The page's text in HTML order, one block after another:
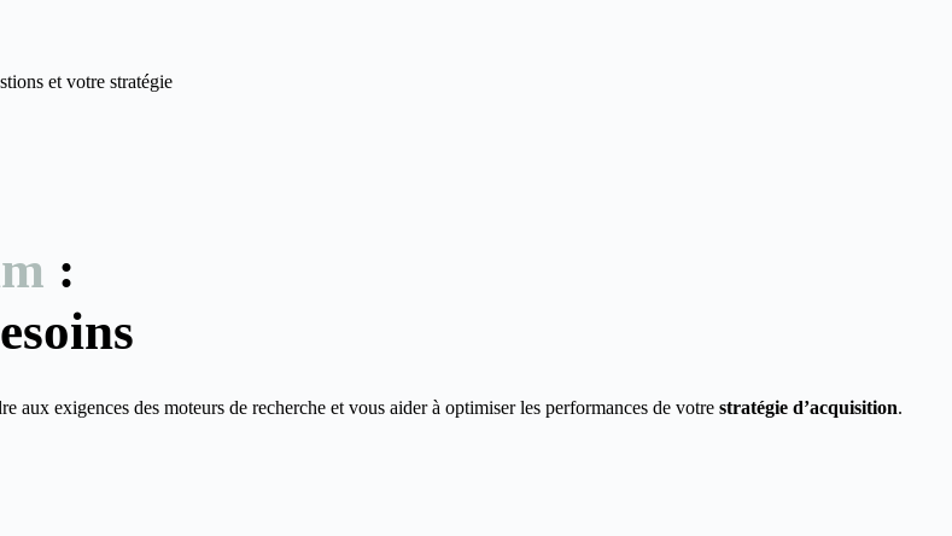
et votre stratégie
:
aux exigences des moteurs de recherche et vous aider à optimiser les performances de votre stratégie d’acquisition.